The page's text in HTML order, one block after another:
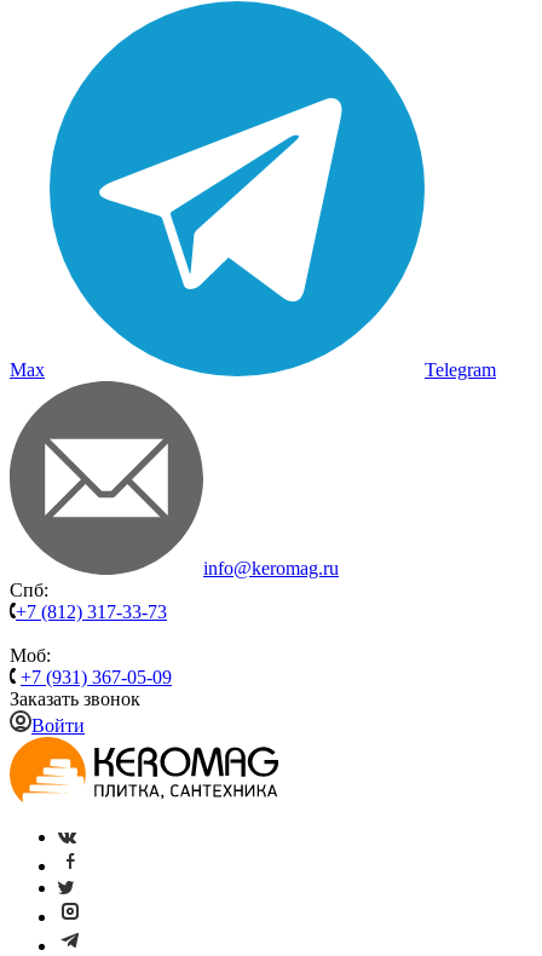
Max Telegram
info@keromag.ru
Спб:
+7 (812) 317-33-73
Моб:
+7 (931) 367-05-09
Заказать звонок
Войти